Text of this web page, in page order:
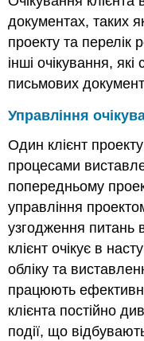
документах, таких
проекту та перелік
інші очікування,
письмових
Управління
Один клієнт
процесами
попередньому
управління
узгодження питань
клієнт очікує в
обліку та
працюють
клієнта постійно
події, що